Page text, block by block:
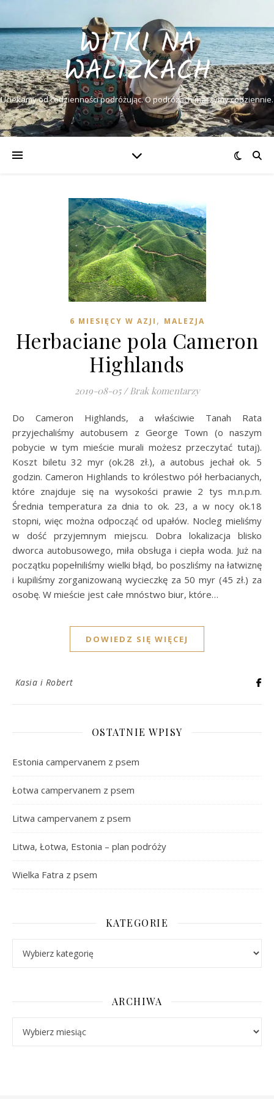
WITKI NA
WALIZKACH
Uciekamy od codzienności podróżując. O podróżach marzymy codziennie.
6 MIESIĘCY W AZJI , MALEZJA
Herbaciane pola Cameron
Highlands
2019-08-05 / Brak komentarzy
Do Cameron Highlands, a właściwie Tanah Rata
przyjechaliśmy autobusem z George Town (o naszym
pobycie w tym mieście murali możesz przeczytać tutaj).
Koszt biletu 32 myr (ok.28 zł.), a autobus jechał ok. 5
godzin. Cameron Highlands to królestwo pół herbacianych,
które znajduje się na wysokości prawie 2 tys m.n.p.m.
Średnia temperatura za dnia to ok. 23, a w nocy ok.18
stopni, więc można odpocząć od upałów. Nocleg mieliśmy
w dość przyjemnym miejscu. Dobra lokalizacja blisko
dworca autobusowego, miła obsługa i ciepła woda. Już na
początku popełniliśmy wielki błąd, bo poszliśmy na łatwiznę
i kupiliśmy zorganizowaną wycieczkę za 50 myr (45 zł.) za
osobę. W mieście jest całe mnóstwo biur, które…
DOWIEDZ SIĘ WIĘCEJ
Kasia i Robert
OSTATNIE WPISY
Estonia campervanem z psem
Łotwa campervanem z psem
Litwa campervanem z psem
Litwa, Łotwa, Estonia – plan podróży
Wielka Fatra z psem
KATEGORIE
ARCHIWA